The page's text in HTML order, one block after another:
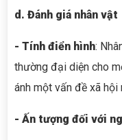
d. Đánh giá nhân vật
- Tính điển hình:
thường đại diện cho
ánh một vấn đề xã hội
- Ấn tượng đối với